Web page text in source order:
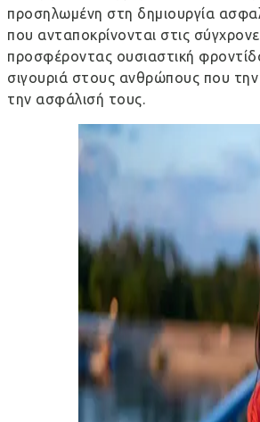
προσηλωμένη στη δημιουργία
που ανταποκρίνονται στις
προσφέροντας ουσιαστική
σιγουριά στους ανθρώπους που την
την ασφάλισή τους.